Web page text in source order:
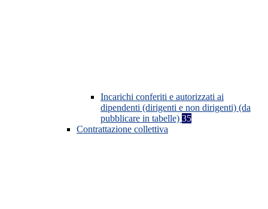
Incarichi conferiti e autorizzati ai
dipendenti (dirigenti e non dirigenti) (da
pubblicare in tabelle) 35
Contrattazione collettiva